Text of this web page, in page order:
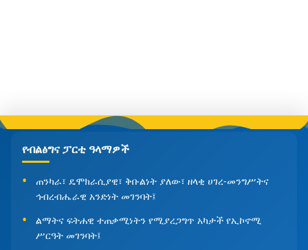
የብልፅግና ፓርቲ ዓላማዎች
ጠንካራ፣ ዴሞክራሲያዊ፣ ቅቡልነት ያለው፣ ዘላቂ ሀገረ-መንግሥትና
ኅብረብሔራዊ አንድነት መገንባት፤
ልማትና ፍትሐዊ ተጠቃሚነትን የሚያረጋግጥ አካታች የኢኮኖሚ
ሥርዓት መገንባት፤